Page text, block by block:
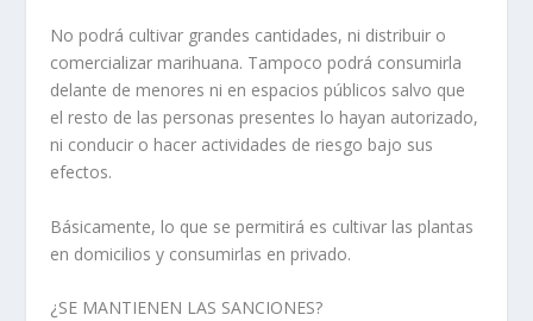
No podrá cultivar grandes cantidades, ni distribuir o
comercializar marihuana. Tampoco podrá consumirla
delante de menores ni en espacios públicos salvo que
el resto de las personas presentes lo hayan autorizado,
ni conducir o hacer actividades de riesgo bajo sus
efectos.
Básicamente, lo que se permitirá es cultivar las plantas
en domicilios y consumirlas en privado.
¿SE MANTIENEN LAS SANCIONES?